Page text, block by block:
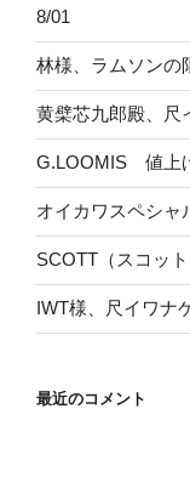
8/01
林様、ラムソンの
黄檗芯九郎殿、尺
G.LOOMIS 値上
オイカワスペシャ
SCOTT（スコッ
IWT様、尺イワナ
最近のコメント